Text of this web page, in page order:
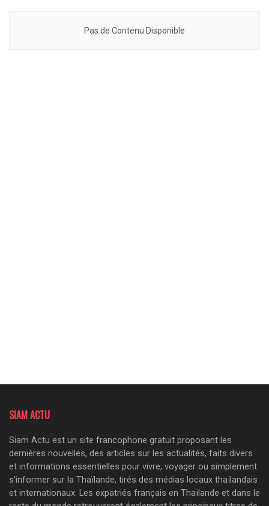
Pas de Contenu Disponible
SIAM ACTU
Siam Actu est un site francophone gratuit proposant les
dernières nouvelles, des articles sur les actualités, faits divers
et informations essentielles pour vivre, voyager ou simplement
s'informer sur la Thaïlande, tirés des médias locaux thaïlandais
et internationaux. Les expatriés français en Thaïlande et dans le